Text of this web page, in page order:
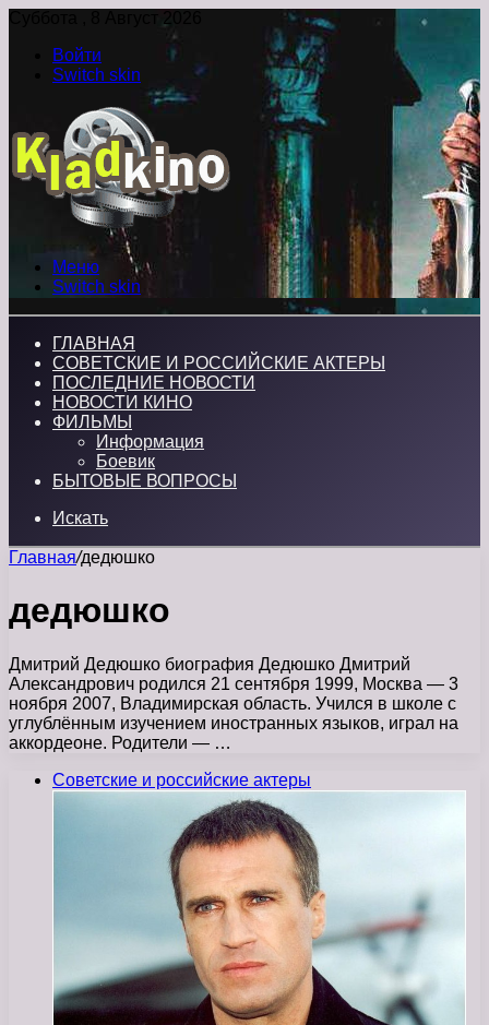
Суббота , 8 Август 2026
Войти
Switch skin
Меню
Switch skin
ГЛАВНАЯ
СОВЕТСКИЕ И РОССИЙСКИЕ АКТЕРЫ
ПОСЛЕДНИЕ НОВОСТИ
НОВОСТИ КИНО
ФИЛЬМЫ
Информация
Боевик
БЫТОВЫЕ ВОПРОСЫ
Искать
Главная/дедюшко
дедюшко
Дмитрий Дедюшко биография Дедюшко Дмитрий
Александрович родился 21 сентября 1999, Москва — 3
ноября 2007, Владимирская область. Учился в школе с
углублённым изучением иностранных языков, играл на
аккордеоне. Родители — …
Советские и российские актеры